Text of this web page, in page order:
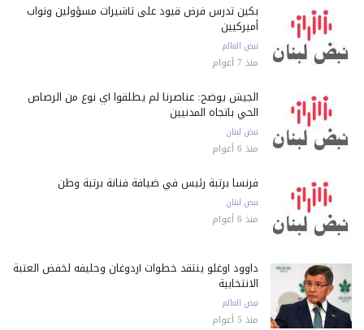
بكين تدرس فرض قيود على تأشيرات مسؤولين ونواب
أميركيين
نبض العالم
منذ 7 أعوام
الجيش يوضح: عناصرنا لم يطلقوا أي نوع من الرصاص
الحي باتجاه المدنيين
نبض لبنان
منذ 6 أعوام
فرنسا برتبة رئيس في ضيافة فنانة برتبة وطن
نبض لبنان
منذ 6 أعوام
داوود أوغلو ينتقد خطوات أردوغان وحليفه لخفض العتبة
الانتخابية
نبض العالم
منذ 5 أعوام